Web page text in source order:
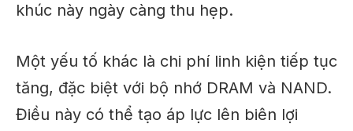
khúc này ngày càng thu hẹp.
Một yếu tố khác là chi phí linh kiện tiếp tục
tăng, đặc biệt với bộ nhớ DRAM và NAND.
Điều này có thể tạo áp lực lên biên lợi